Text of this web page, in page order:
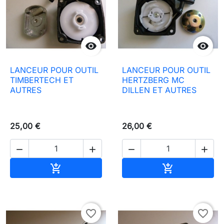

LANCEUR POUR OUTIL
TIMBERTECH ET
AUTRES
25,00 €
 


LANCEUR POUR OUTIL
HERTZBERG MC
DILLEN ET AUTRES
26,00 €
 

favorite_border favorite_border